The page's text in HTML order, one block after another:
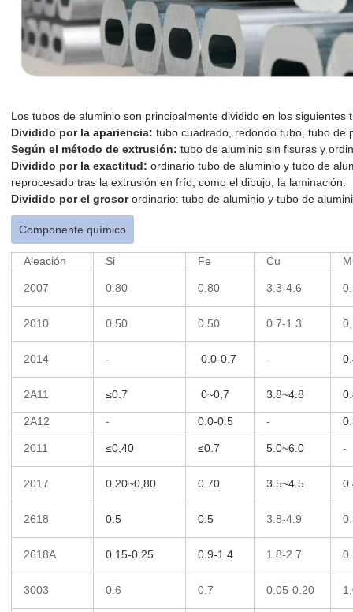
Los tubos de aluminio son principalmente dividido en los siguientes
Dividido por la apariencia: tubo cuadrado, redondo tubo, tubo de
Según el método de extrusión: tubo de aluminio sin fisuras y
Dividido por la exactitud: ordinario tubo de aluminio y tubo de
reprocesado tras la extrusión en frío, como el dibujo, la laminación.
Dividido por el grosorordinario: tubo de aluminio y tubo de
Componente químico
Aleación Si Fe Cu
2007 0.80 0.80 3.3-4.6
2010 0.50 0.50 0.7-1.3
2014 - 0.0-0.7 -
2A11 ≤0.7 0~0,7 3.8~4.8
2A12 - 0.0-0.5 -
2011 ≤0,40 ≤0.7 5.0~6.0 -
2017 0.20~0,80 0.70 3.5~4.5
2618 0.5 0.5 3.8-4.9
2618A 0.15-0.25 0.9-1.4 1.8-2.7
3003 0.6 0.7 0.05-0.20